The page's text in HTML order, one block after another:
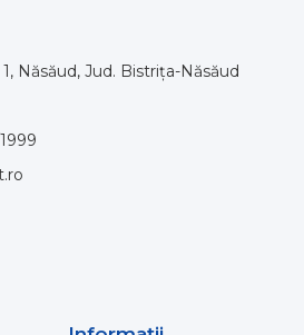
Năsăud, Jud. Bistrița-Năsăud